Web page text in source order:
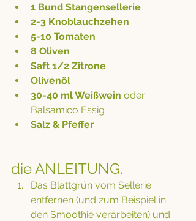
1 Bund Stangensellerie
2-3 Knoblauchzehen
5-10 Tomaten
8 Oliven
Saft 1/2 Zitrone
Olivenöl
30-40 ml Weißwein oder
Balsamico Essig
Salz & Pfeffer
die ANLEITUNG.
Das Blattgrün vom Sellerie
entfernen (und zum Beispiel in
den Smoothie verarbeiten) und